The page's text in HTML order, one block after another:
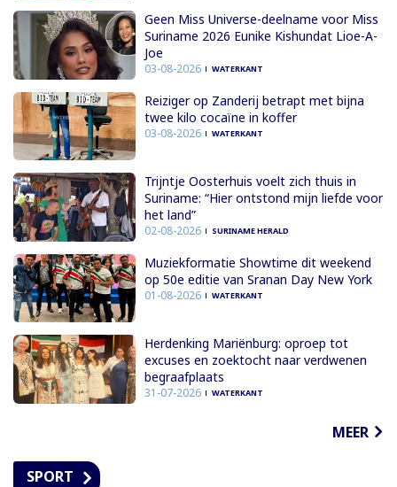
Geen Miss Universe-deelname voor Miss
Suriname 2026 Eunike Kishundat Lioe-A-
Joe
03-08-2026 WATERKANT
Reiziger op Zanderij betrapt met bijna
twee kilo cocaïne in koffer
03-08-2026 WATERKANT
Trijntje Oosterhuis voelt zich thuis in
Suriname: “Hier ontstond mijn liefde voor
het land”
02-08-2026 SURINAME HERALD
Muziekformatie Showtime dit weekend
op 50e editie van Sranan Day New York
01-08-2026 WATERKANT
Herdenking Mariënburg: oproep tot
excuses en zoektocht naar verdwenen
begraafplaats
31-07-2026 WATERKANT
MEER
SPORT